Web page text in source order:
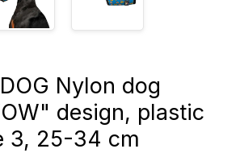
Nylon dog
design, plastic
3, 25-34 cm